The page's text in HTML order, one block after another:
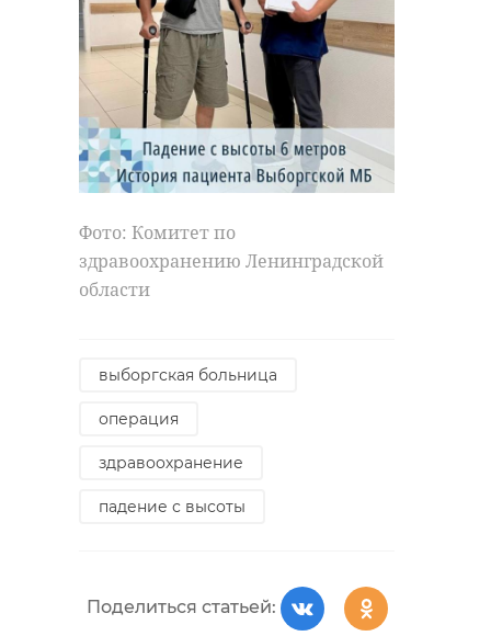
Фото: Комитет по
здравоохранению Ленинградской
области
выборгская больница
операция
здравоохранение
падение с высоты
Поделиться статьей: